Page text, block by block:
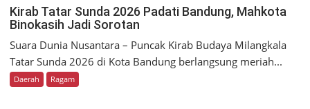
Kirab Tatar Sunda 2026 Padati Bandung, Mahkota
Binokasih Jadi Sorotan
Suara Dunia Nusantara – Puncak Kirab Budaya Milangkala
Tatar Sunda 2026 di Kota Bandung berlangsung meriah...
Daerah Ragam